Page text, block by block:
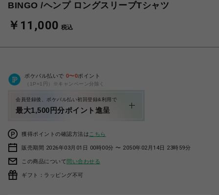
BINGO /ヘンプ ロングスリーブTシャツ
￥11,000 税込
ポケパル払いで 0〜0ポイント
（1P=1円）※キャンペーン分除く
会員登録後、ポケパル払い初回登録&利用で
最大1,500円分ポイント進呈
獲得ポイントの確認方法は こちら
販売期間 2026年03月01日 00時00分 〜 2050年02月14日 23時59分
この商品について問い合わせる
ギフト：ラッピング不可